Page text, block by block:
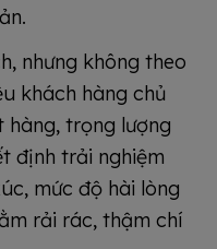
nhưng không theo
khách hàng chủ
hàng, trọng lượng
định trải nghiệm
mức độ hài lòng
rải rác, thậm chí